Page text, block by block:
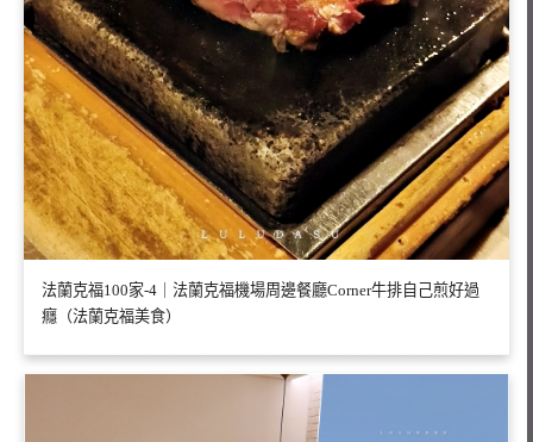
法蘭克福100家-4｜法蘭克福機場周邊餐廳Corner牛排自己煎好過
癮（法蘭克福美食）